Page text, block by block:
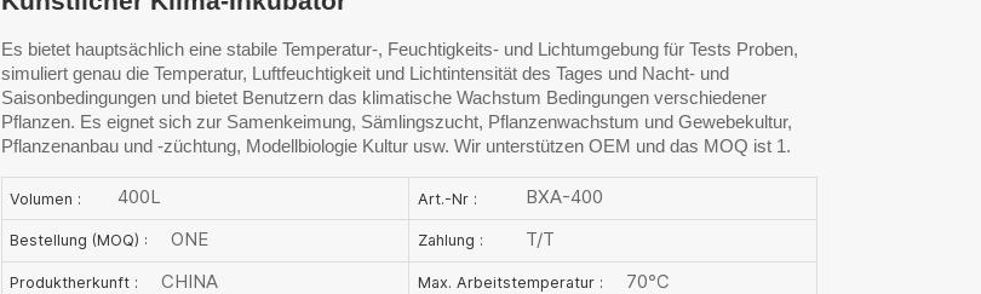
Es bietet hauptsächlich eine stabile Temperatur-, Feuchtigkeits- und Lichtumgebung für Tests Proben,
simuliert genau die Temperatur, Luftfeuchtigkeit und Lichtintensität des Tages und Nacht- und
Saisonbedingungen und bietet Benutzern das klimatische Wachstum Bedingungen verschiedener
Pflanzen. Es eignet sich zur Samenkeimung, Sämlingszucht, Pflanzenwachstum und Gewebekultur,
Pflanzenanbau und -züchtung, Modellbiologie Kultur usw. Wir unterstützen OEM und das MOQ ist 1.
Volumen : 400L Art.-Nr : BXA-400
Bestellung (MOQ) : ONE Zahlung : T/T
Produktherkunft : CHINA Max. Arbeitstemperatur : 70℃